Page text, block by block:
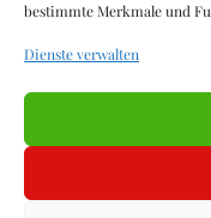
bestimmte Merkmale und
Dienste verwalten
SUCHEN
Elaraby LyraThemes